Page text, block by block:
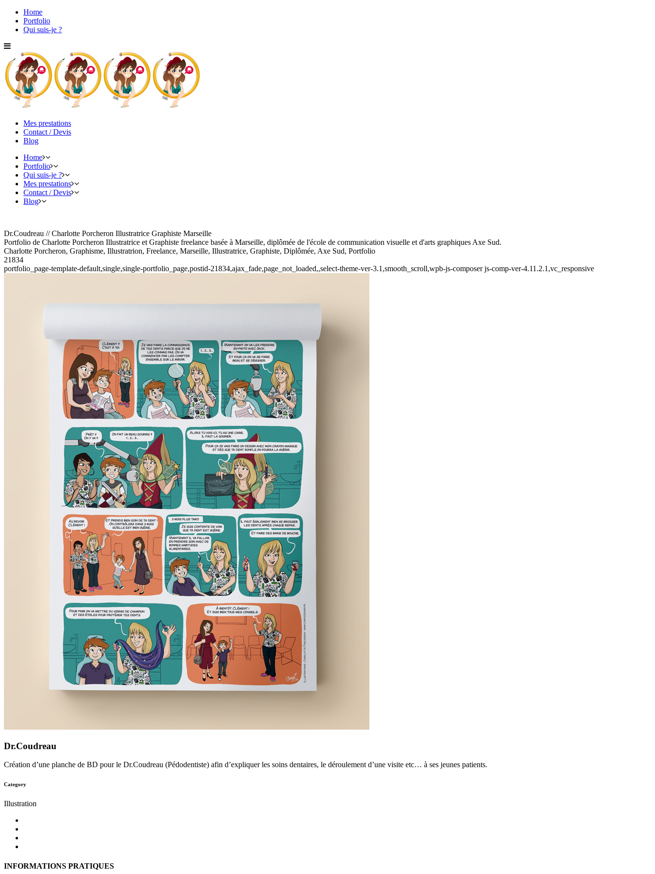
Home
Portfolio
Qui suis-je ?
Mes prestations
Contact / Devis
Blog
Home
Portfolio
Qui suis-je ?
Mes prestations
Contact / Devis
Blog
Dr.Coudreau // Charlotte Porcheron Illustratrice Graphiste Marseille
Portfolio de Charlotte Porcheron Illustratrice et Graphiste freelance basée à Marseille, diplômée de l'école de communication visuelle et d'arts graphiques Axe Sud.
Charlotte Porcheron, Graphisme, Illustratrion, Freelance, Marseille, Illustratrice, Graphiste, Diplômée, Axe Sud, Portfolio
21834
portfolio_page-template-default,single,single-portfolio_page,postid-21834,ajax_fade,page_not_loaded,,select-theme-ver-3.1,smooth_scroll,wpb-js-composer js-comp-ver-4.11.2.1,vc_responsive
Dr.Coudreau
Création d’une planche de BD pour le Dr.Coudreau (Pédodentiste) afin d’expliquer les soins dentaires, le déroulement d’une visite etc… à ses jeunes patients.
Category
Illustration
INFORMATIONS PRATIQUES